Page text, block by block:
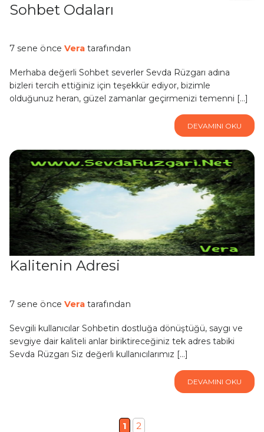
Sohbet Odaları
7 sene önce Vera tarafından
Merhaba değerli Sohbet severler Sevda Rüzgarı adına
bizleri tercih ettiğiniz için teşekkür ediyor, bizimle
olduğunuz heran, güzel zamanlar geçirmenizi temenni […]
DEVAMINI OKU
Kalitenin Adresi
7 sene önce Vera tarafından
Sevgili kullanıcılar Sohbetin dostluğa dönüştüğü, saygı ve
sevgiye dair kaliteli anlar biriktireceğiniz tek adres tabiki
Sevda Rüzgarı Siz değerli kullanıcılarımız […]
DEVAMINI OKU
1 2